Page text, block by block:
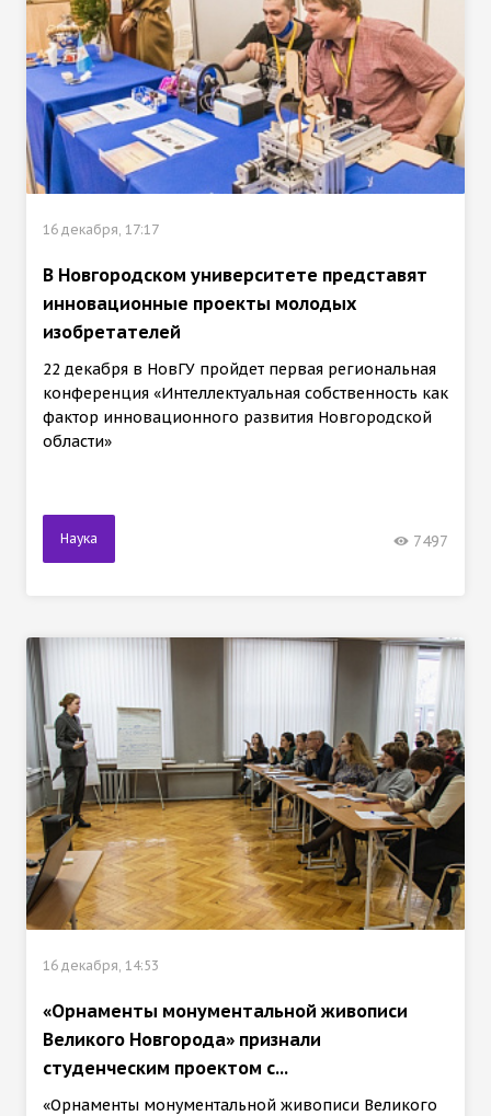
16 декабря, 17:17
В Новгородском университете представят
инновационные проекты молодых
изобретателей
22 декабря в НовГУ пройдет первая региональная
конференция «Интеллектуальная собственность как
фактор инновационного развития Новгородской
области»
Наука 7497
16 декабря, 14:53
«Орнаменты монументальной живописи
Великого Новгорода» признали
студенческим проектом с...
«Орнаменты монументальной живописи Великого